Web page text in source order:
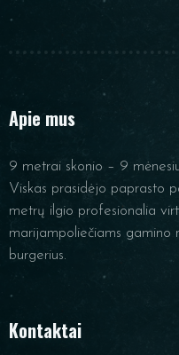
Apie mus
9 metrai skonio – 9
Viskas prasidėjo paprasto
metrų ilgio profesionalia
marijampoliečiams gamino
burgerius.
Kontaktai